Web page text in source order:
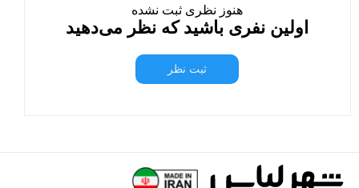
هنوز نظری ثبت نشده
اولین نفری باشید که نظر می‌دهید
ثبت نظر